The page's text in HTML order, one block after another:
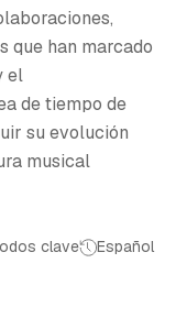
que han marcado
el
de tiempo de
su evolución
musical
clave Español